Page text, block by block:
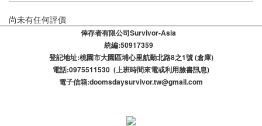
尚未有任何評價
倖存者有限公司Survivor-Asia
統編:50917359
登記​地址:桃園市大園區埔心里航勤北路8之1號 (倉庫)
電話:0975511530 (上班時間來電或利用臉書訊息)
電子信箱:doomsdaysurvivor.tw@gmail.com